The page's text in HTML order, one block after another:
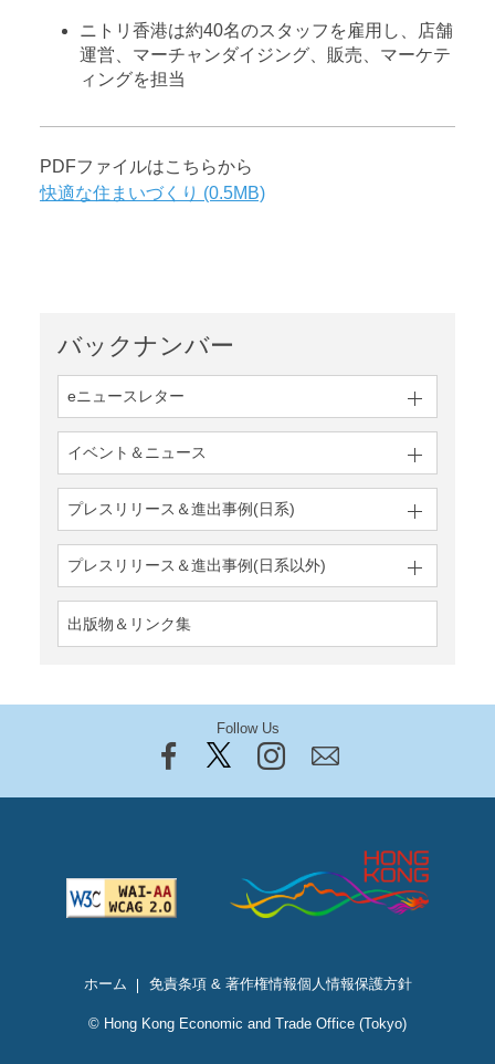
バックナンバー
eニュースレター
イベント＆ニュース
プレスリリース＆進出事例(日系)
プレスリリース＆進出事例(日系以外)
出版物＆リンク集
ニトリ香港は約40名のスタッフを雇用し、店舗
運営、マーチャンダイジング、販売、マーケテ
ィングを担当
PDFファイルはこちらから
快適な住まいづくり (0.5MB)
Follow Us
ホーム 免責条項 & 著作権情報個人情報保護方針
© Hong Kong Economic and Trade Office (Tokyo)